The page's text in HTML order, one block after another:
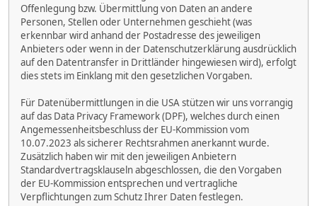
Offenlegung bzw. Übermittlung von Daten an andere
Personen, Stellen oder Unternehmen geschieht (was
erkennbar wird anhand der Postadresse des jeweiligen
Anbieters oder wenn in der Datenschutzerklärung ausdrücklich
auf den Datentransfer in Drittländer hingewiesen wird), erfolgt
dies stets im Einklang mit den gesetzlichen Vorgaben.
Für Datenübermittlungen in die USA stützen wir uns vorrangig
auf das Data Privacy Framework (DPF), welches durch einen
Angemessenheitsbeschluss der EU-Kommission vom
10.07.2023 als sicherer Rechtsrahmen anerkannt wurde.
Zusätzlich haben wir mit den jeweiligen Anbietern
Standardvertragsklauseln abgeschlossen, die den Vorgaben
der EU-Kommission entsprechen und vertragliche
Verpflichtungen zum Schutz Ihrer Daten festlegen.